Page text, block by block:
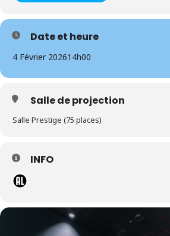
Date et heure
4 Février 202614h00
Salle de projection
Salle Prestige (75 places)
INFO